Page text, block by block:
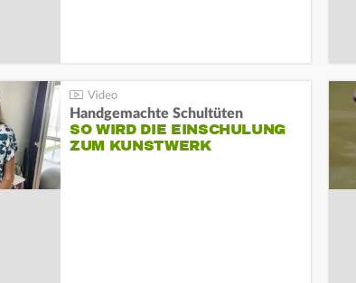
Handgemachte Schultüten
SO WIRD DIE EINSCHULUNG
ZUM KUNSTWERK